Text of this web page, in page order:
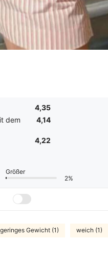
4,35
dem
4,14
4,22
Größer
2%
geringes Gewicht (1) weich (1)